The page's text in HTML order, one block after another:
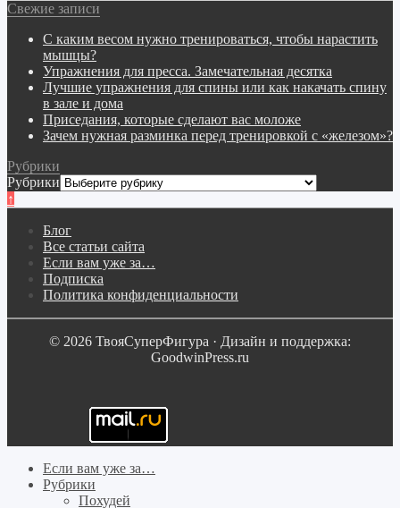
Свежие записи
С каким весом нужно тренироваться, чтобы нарастить
мышцы?
Упражнения для пресса. Замечательная десятка
Лучшие упражнения для спины или как накачать спину
в зале и дома
Приседания, которые сделают вас моложе
Зачем нужная разминка перед тренировкой с «железом»?
Рубрики
Рубрики
↑
Блог
Все статьи сайта
Если вам уже за…
Подписка
Политика конфиденциальности
© 2026 ТвояСуперФигура · Дизайн и поддержка:
GoodwinPress.ru
Если вам уже за…
Рубрики
Похудей